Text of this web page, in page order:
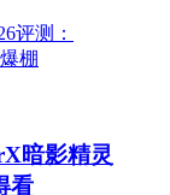
暗影精灵
看